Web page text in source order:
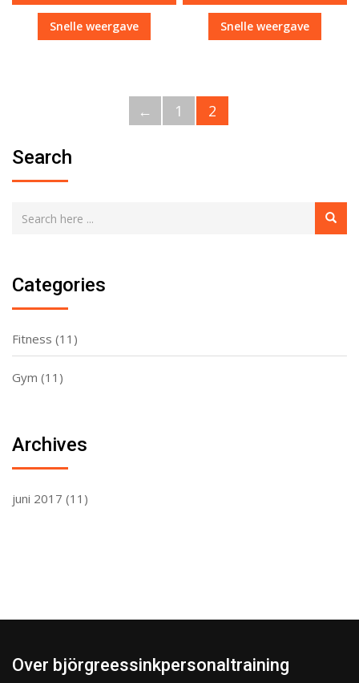
Snelle weergave Snelle weergave
← 1 2
Search
Categories
Fitness (11)
Gym (11)
Archives
juni 2017 (11)
Over björgreessinkpersonaltraining